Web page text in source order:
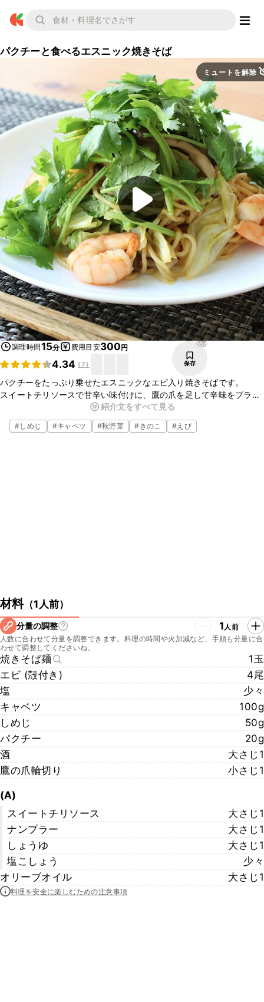
パクチーと食べるエスニック焼きそば
ミュートを解除
調理時間15分 費用目安300円
4.34 (7)
858
保存
パクチーをたっぷり乗せたエスニックなエビ入り焼きそばです。
スイートチリソースで甘辛い味付けに、鷹の爪を足して辛味をプラス
野菜たっぷりでさっぱり食べられる、エスニック焼きそばぜひお試し
ください。
紹介文をすべて見る
#しめじ #キャベツ #秋野菜 # きのこ #えび
材料（1人前）
分量の調整 1人前
人数に合わせて分量を調整できます。料理の時間や火加減など、手順も分量に合
わせて調整してくださいね。
焼きそば麺
1玉
エビ (殻付き)
4尾
塩
少々
キャベツ
100g
しめじ
50g
パクチー
20g
酒
大さじ1
鷹の爪輪切り
小さじ1
(A)
スイートチリソース
大さじ1
ナンプラー
大さじ1
しょうゆ
大さじ1
塩こしょう
少々
オリーブオイル
大さじ1
料理を安全に楽しむための注意事項